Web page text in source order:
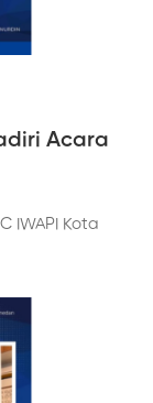
Acara
IWAPI Kota